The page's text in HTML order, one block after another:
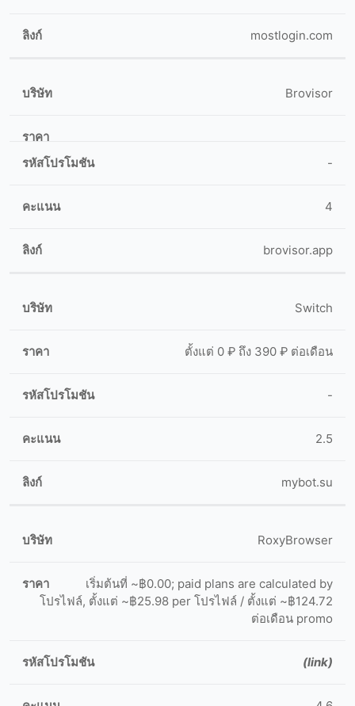
mostlogin.com
Brovisor
-
4
brovisor.app
Switch
ตั้งแต่ 0 ₽ ถึง 390 ₽ ต่อเดือน
-
2.5
mybot.su
RoxyBrowser
เริ่มต้นที่ ~฿0.00; paid plans are calculated by
โปรไฟล์, ตั้งแต่ ~฿25.98 per โปรไฟล์ / ตั้งแต่ ~฿124.72
ต่อเดือน promo
(link)